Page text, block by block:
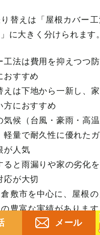
替えは「屋根カバー
に大きく分けられます。
工法は費用を抑えつつ
おすすめ
えは下地から一新し、
方におすすめ
気候（台風・豪雨・高
軽量で耐久性に優れた
が人気
ると雨漏りや家の劣化
応が大切
敷市を中心に、屋根の
豊富な実績がありま
に合わせて最適なプラ
メール